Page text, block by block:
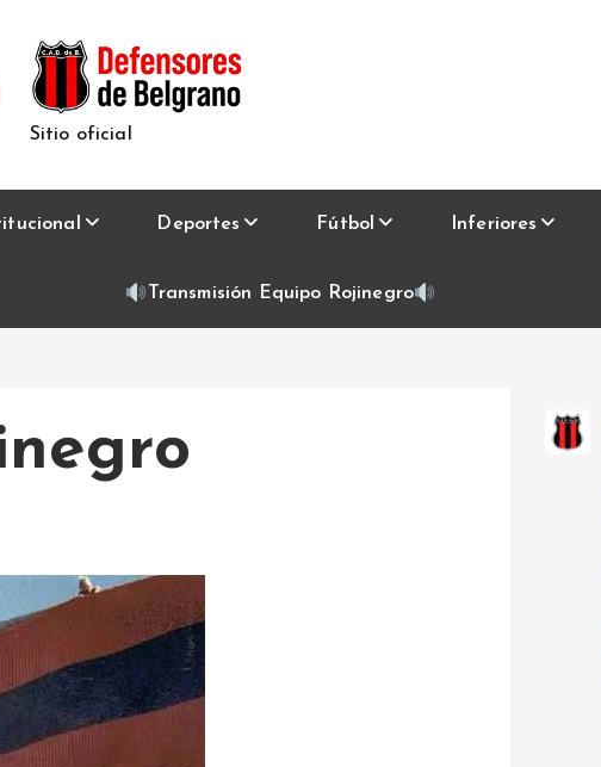
Sitio oficial
Deportes Fútbol Inferiores
Transmisión Equipo Rojinegro